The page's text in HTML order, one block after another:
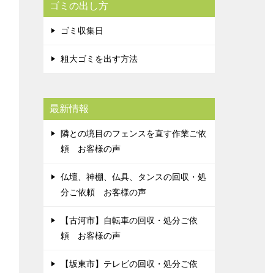
ゴミの出し方
ゴミ収集日
粗大ゴミを出す方法
最新情報
隣との境目のフェンスを直す作業ご依
頼 お客様の声
仏壇、神棚、仏具、タンスの回収・処
分ご依頼 お客様の声
【古河市】自転車の回収・処分ご依
頼 お客様の声
【坂東市】テレビの回収・処分ご依